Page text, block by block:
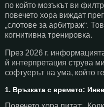
по който мозъкът ви
повечето хора виждат
„слотове за арбитраж“.
когнитивна тренировка.
През 2026 г.
й интерпретация струва
софтуерът на ума, който
1. Връзката с времето: